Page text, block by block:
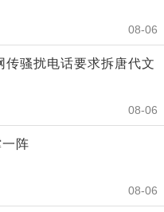
08-06
传骚扰电话要求拆唐代文
08-06
阵
08-06